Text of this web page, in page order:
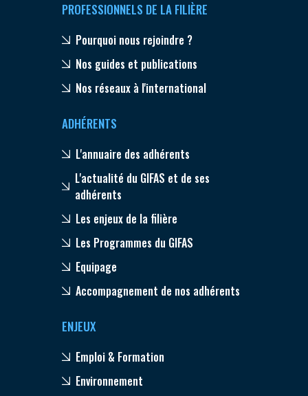
PROFESSIONNELS DE LA FILIÈRE
Pourquoi nous rejoindre ?
Nos guides et publications
Nos réseaux à l'international
ADHÉRENTS
L'annuaire des adhérents
L'actualité du GIFAS et de ses
adhérents
Les enjeux de la filière
Les Programmes du GIFAS
Equipage
Accompagnement de nos adhérents
ENJEUX
Emploi & Formation
Environnement